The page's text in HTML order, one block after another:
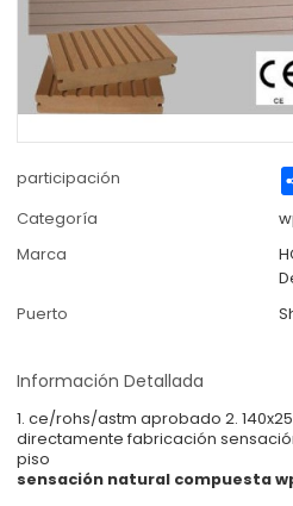
participación
Categoría
Marca
Puerto
Información Detallada
1. ce/rohs/astm aprobado 2.
directamente fabricación
piso
sensación natural compuesta